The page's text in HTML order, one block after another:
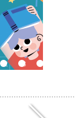
12 13 14